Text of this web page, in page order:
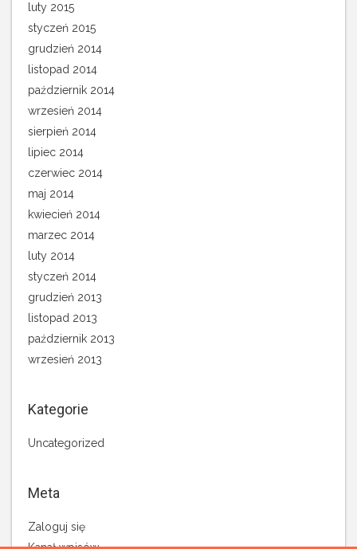
luty 2015
styczeń 2015
grudzień 2014
listopad 2014
październik 2014
wrzesień 2014
sierpień 2014
lipiec 2014
czerwiec 2014
maj 2014
kwiecień 2014
marzec 2014
luty 2014
styczeń 2014
grudzień 2013
listopad 2013
październik 2013
wrzesień 2013
Kategorie
Uncategorized
Meta
Zaloguj się